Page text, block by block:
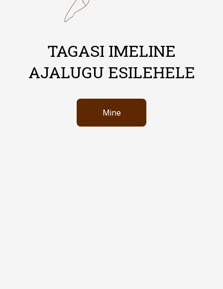
TAGASI IMELINE
AJALUGU ESILEHELE
Mine